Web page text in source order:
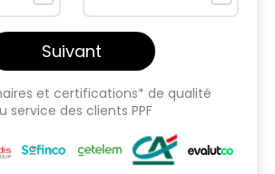
Suivant
et certifications* de qualité
service des clients PPF